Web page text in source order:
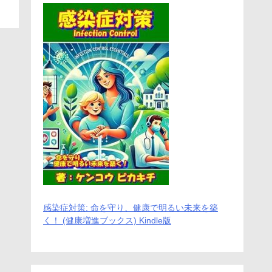
感染症対策: 命を守り、健康で明るい未来を築
く！ (健康増進ブックス) Kindle版